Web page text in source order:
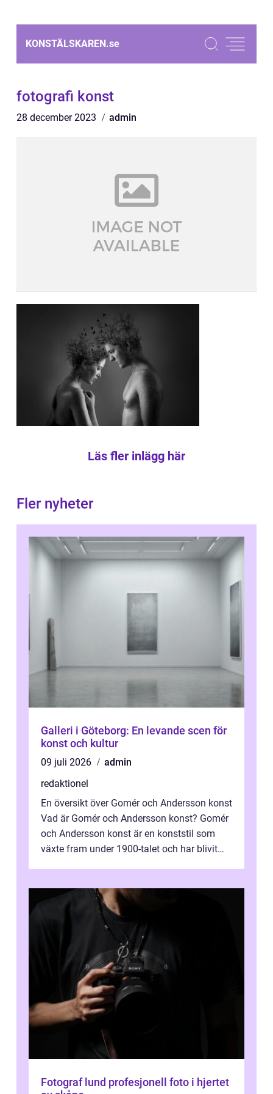
KONSTÄLSKAREN.se
fotografi konst
28 december 2023 admin
Läs fler inlägg här
Fler nyheter
Galleri i Göteborg: En levande scen för
konst och kultur
09 juli 2026
admin
redaktionel
En översikt över Gomér och Andersson konst
Vad är Gomér och Andersson konst? Gomér
och Andersson konst är en konststil som
växte fram under 1900-talet och har blivit
Fotograf lund profesjonell foto i hjertet